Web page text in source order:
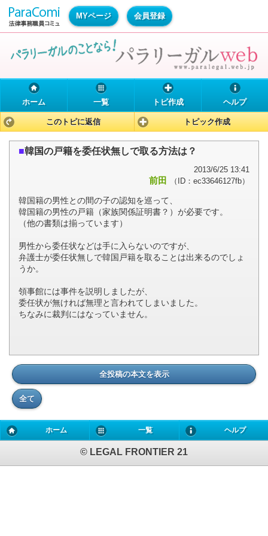
MYページ 会員登録
ホーム 一覧 トピ作成 ヘルプ
このトピに返信 トピック作成
■韓国の戸籍を委任状無しで取る方法は？
2013/6/25 13:41
前田 （ID：ec33646127fb）
韓国籍の男性との間の子の認知を巡って、
韓国籍の男性の戸籍（家族関係証明書？）が必要です。
（他の書類は揃っています）
男性から委任状などは手に入らないのですが、
弁護士が委任状無しで韓国戸籍を取ることは出来るのでしょ
うか。
領事館には事件を説明しましたが、
委任状が無ければ無理と言われてしまいました。
ちなみに裁判にはなっていません。
全投稿の本文を表示
全て
ホーム 一覧 ヘルプ
© LEGAL FRONTIER 21